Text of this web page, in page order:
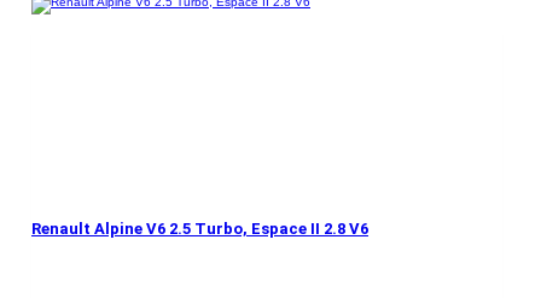
Renault Alpine V6 2.5 Turbo, Espace II 2.8 V6